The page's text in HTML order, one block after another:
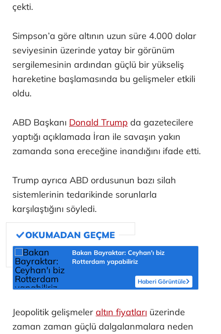
çekti.
Simpson’a göre altının uzun süre 4.000 dolar
seviyesinin üzerinde yatay bir görünüm
sergilemesinin ardından güçlü bir yükseliş
hareketine başlamasında bu gelişmeler etkili
oldu.
ABD Başkanı Donald Trump da gazetecilere
yaptığı açıklamada İran ile savaşın yakın
zamanda sona ereceğine inandığını ifade etti.
Trump ayrıca ABD ordusunun bazı silah
sistemlerinin tedarikinde sorunlarla
karşılaştığını söyledi.
Bakan Bayraktar: Ceyhan'ı biz
Rotterdam yapabiliriz
Haberi Görüntüle
Jeopolitik gelişmeler altın fiyatları üzerinde
zaman zaman güçlü dalgalanmalara neden